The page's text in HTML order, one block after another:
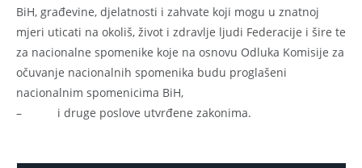
BiH, građevine, djelatnosti i zahvate koji mogu u znatnoj
mjeri uticati na okoliš, život i zdravlje ljudi Federacije i šire te
za nacionalne spomenike koje na osnovu Odluka Komisije za
očuvanje nacionalnih spomenika budu proglašeni
nacionalnim spomenicima BiH,
– i druge poslove utvrđene zakonima.